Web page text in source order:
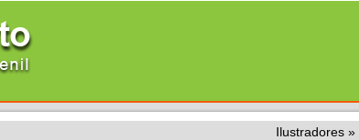
Ilustradores »